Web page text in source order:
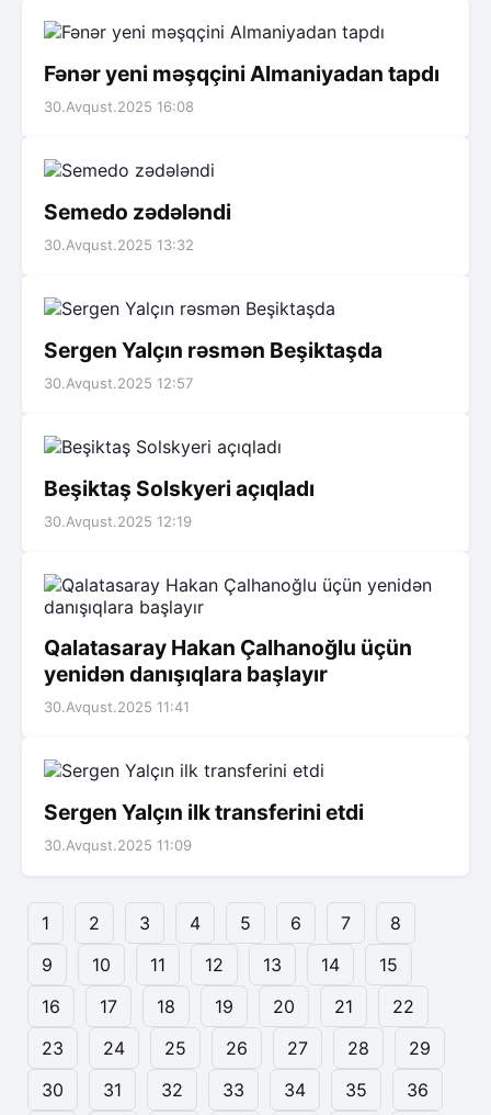
Fənər yeni məşqçini Almaniyadan tapdı
30.Avqust.2025 16:08
Semedo zədələndi
30.Avqust.2025 13:32
Sergen Yalçın rəsmən Beşiktaşda
30.Avqust.2025 12:57
Beşiktaş Solskyeri açıqladı
30.Avqust.2025 12:19
Qalatasaray Hakan Çalhanoğlu üçün
yenidən danışıqlara başlayır
30.Avqust.2025 11:41
Sergen Yalçın ilk transferini etdi
30.Avqust.2025 11:09
1 2 3 4 5 6 7
8
9
10 11 12 13 14
15
16
17 18 19 20 21
22
23
24 25 26 27 28
29
30
31 32 33 34 35
36